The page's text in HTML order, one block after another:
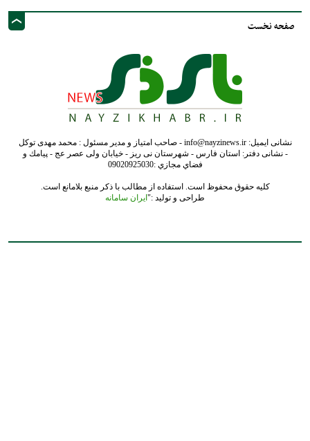
صفحه نخست
نشانی ایمیل: info@nayzinews.ir - صاحب امتیاز و مدیر مسئول : محمد مهدی توکل
- نشانی دفتر: استان فارس - شهرستان نی ریز - خیابان ولی عصر عج - پيامك و
فضاي مجازي :09020925030
کلیه حقوق محفوظ است. استفاده از مطالب با ذکر منبع بلامانع است.
طراحی و تولید :"ایران سامانه